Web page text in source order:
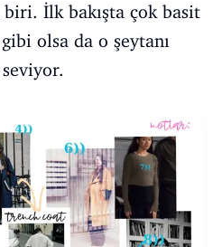
İlk bakışta çok basit
olsa da o şeytanı